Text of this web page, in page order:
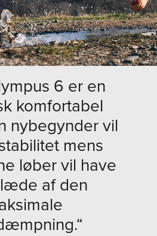
6 er en
komfortabel
nybegynder vil
mens
løber vil have
af den